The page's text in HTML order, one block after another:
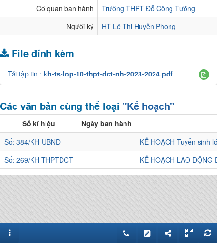
Cơ quan ban hành
Trường THPT Đỗ Công Tường
Người ký
HT Lê Thị Huyền Phong
File đính kèm
Tải tập tin : kh-ts-lop-10-thpt-dct-nh-2023-2024.pdf
Các văn bản cùng thể loại "Kế hoạch"
Số kí hiệu
Ngày ban hành
Số: 384/KH-UBND
-
KẾ HOẠCH Tuyển sinh
Số: 269/KH-THPTĐCT
- KẾ HOẠCH LAO ĐỘNG